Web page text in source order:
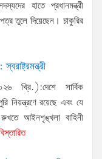
হাতে প্রধানমন্ত্রী
তুলে দিয়েছেন। চাকুরির
খ্রি.):দেশে সার্বিক
নিয়ন্ত্রণে রয়েছে এবং যে
আইনশৃঙ্খলা বাহিনী